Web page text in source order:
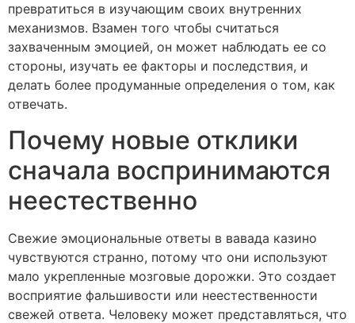
превратиться в изучающим своих внутренних
механизмов. Взамен того чтобы считаться
захваченным эмоцией, он может наблюдать ее со
стороны, изучать ее факторы и последствия, и
делать более продуманные определения о том, как
отвечать.
Почему новые отклики
сначала воспринимаются
неестественно
Свежие эмоциональные ответы в вавада казино
чувствуются странно, потому что они используют
мало укрепленные мозговые дорожки. Это создает
восприятие фальшивости или неестественности
свежей ответа. Человеку может представляться, что